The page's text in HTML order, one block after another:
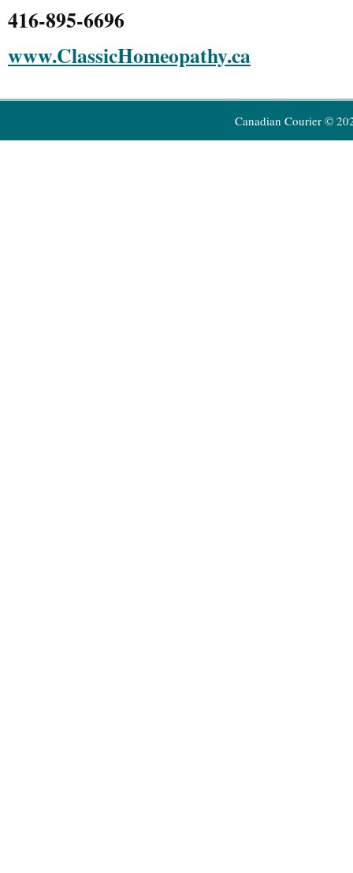
416-895-6696
www.ClassicHomeopathy.ca
Canadian Courier ©